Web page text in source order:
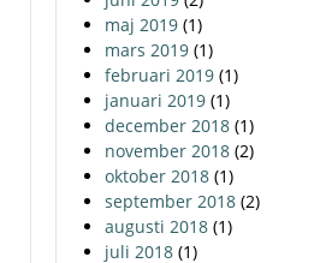
maj 2019 (1)
mars 2019 (1)
februari 2019 (1)
januari 2019 (1)
december 2018 (1)
november 2018 (2)
oktober 2018 (1)
september 2018 (2)
augusti 2018 (1)
juli 2018 (1)